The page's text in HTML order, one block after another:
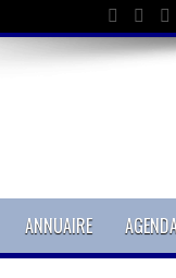
ANNUAIRE